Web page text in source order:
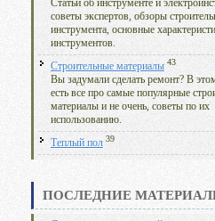
Статьи об инструменте и
советы экспертов, обзоры
инструмента, основные
инструментов.
Строительные материалы 43
Вы задумали сделать ремонт? В
есть все про самые популярные
материалы и не очень, советы по их
использованию.
Теплый пол 39
ПОСЛЕДНИЕ